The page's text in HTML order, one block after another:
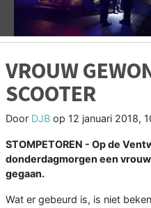
VROUW
SCOOTER
Door DJB op 12 januari 2018,
STOMPETOREN - Op de
donderdagmorgen een
gegaan.
Wat er gebeurd is, is niet